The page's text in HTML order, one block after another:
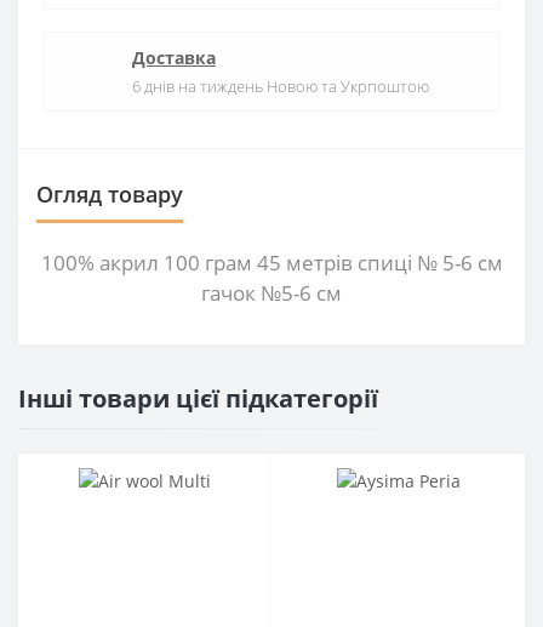
Доставка
6 днів на тиждень Новою та Укрпоштою
Огляд товару
100% акрил 100 грам 45 метрів спиці № 5-6 см
гачок №5-6 см
Інші товари цієї підкатегорії